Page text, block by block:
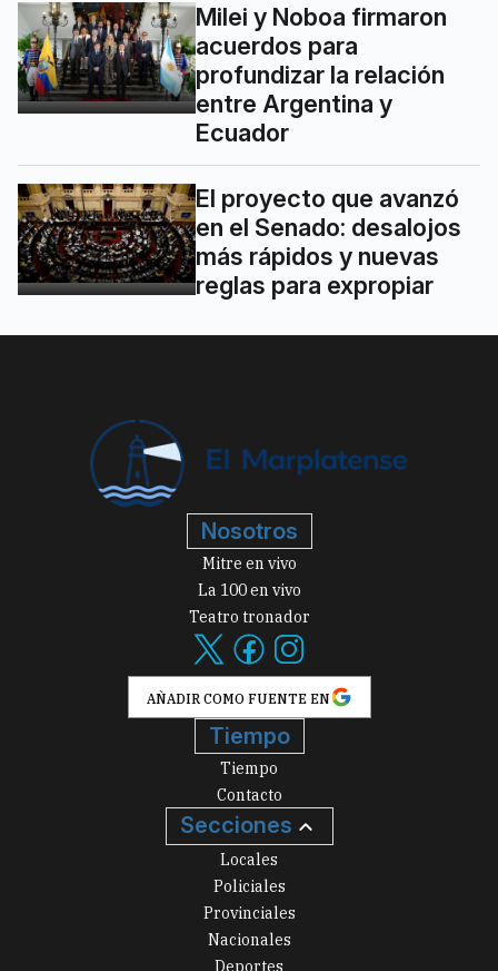
Milei y Noboa firmaron
acuerdos para
profundizar la relación
entre Argentina y
Ecuador
El proyecto que avanzó
en el Senado: desalojos
más rápidos y nuevas
reglas para expropiar
Nosotros
Mitre en vivo
La 100 en vivo
Teatro tronador
AÑADIR COMO FUENTE EN
Tiempo
Tiempo
Contacto
Secciones
Locales
Policiales
Provinciales
Nacionales
Deportes